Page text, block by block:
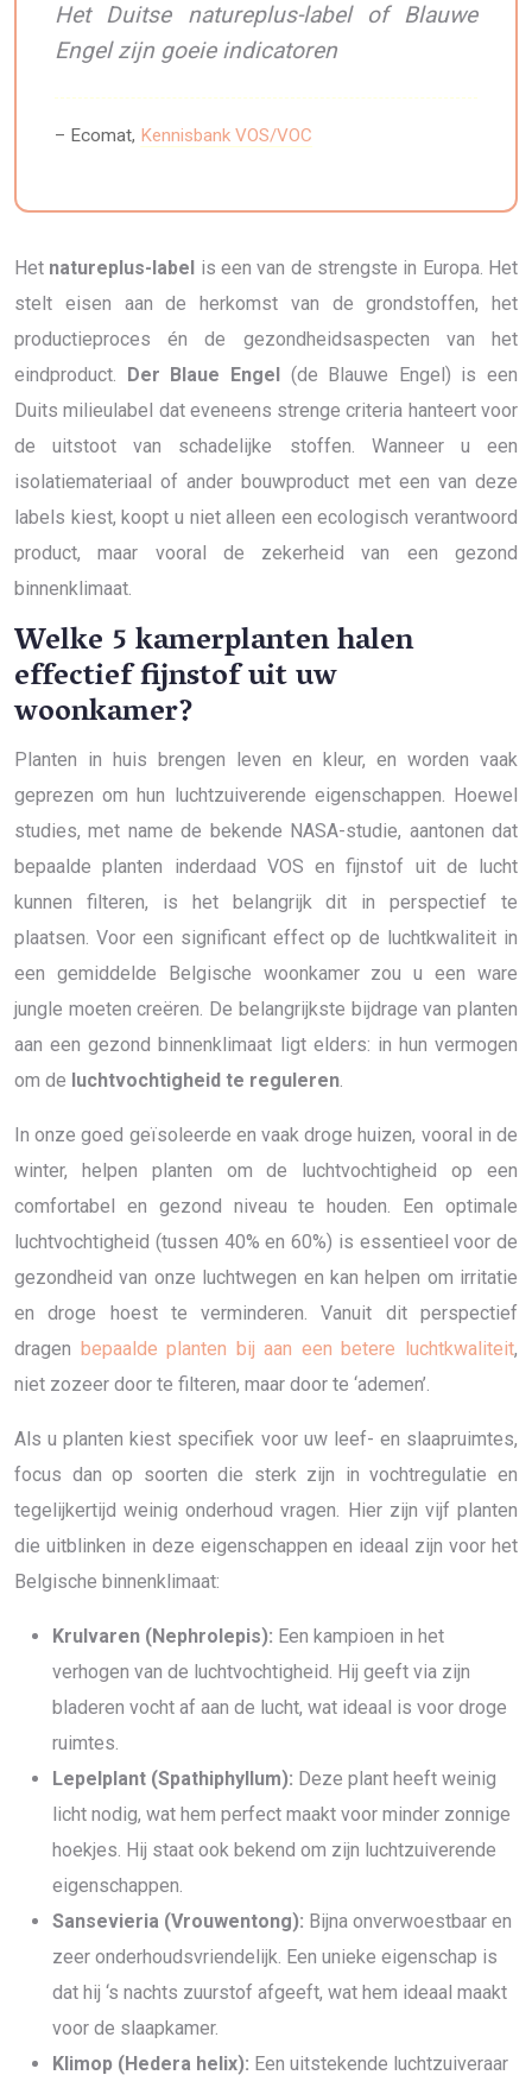
Het Duitse natureplus-label of Blauwe
Engel zijn goeie indicatoren
– Ecomat, Kennisbank VOS/VOC
Het natureplus-label is een van de strengste in Europa. Het
stelt eisen aan de herkomst van de grondstoffen, het
productieproces én de gezondheidsaspecten van het
eindproduct. Der Blaue Engel(de Blauwe Engel) is een
Duits milieulabel dat eveneens strenge criteria hanteert voor
de uitstoot van schadelijke stoffen. Wanneer u een
isolatiemateriaal of ander bouwproduct met een van deze
labels kiest, koopt u niet alleen een ecologisch verantwoord
product, maar vooral de zekerheid van een gezond
binnenklimaat.
Welke 5 kamerplanten halen
effectief fijnstof uit uw
woonkamer?
Planten in huis brengen leven en kleur, en worden vaak
geprezen om hun luchtzuiverende eigenschappen. Hoewel
studies, met name de bekende NASA-studie, aantonen dat
bepaalde planten inderdaad VOS en fijnstof uit de lucht
kunnen filteren, is het belangrijk dit in perspectief te
plaatsen. Voor een significant effect op de luchtkwaliteit in
een gemiddelde Belgische woonkamer zou u een ware
jungle moeten creëren. De belangrijkste bijdrage van planten
aan een gezond binnenklimaat ligt elders: in hun vermogen
om de luchtvochtigheid te reguleren.
In onze goed geïsoleerde en vaak droge huizen, vooral in de
winter, helpen planten om de luchtvochtigheid op een
comfortabel en gezond niveau te houden. Een optimale
luchtvochtigheid (tussen 40% en 60%) is essentieel voor de
gezondheid van onze luchtwegen en kan helpen om irritatie
en droge hoest te verminderen. Vanuit dit perspectief
dragen bepaalde planten bij aan een betere luchtkwaliteit,
niet zozeer door te filteren, maar door te ‘ademen’.
Als u planten kiest specifiek voor uw leef- en slaapruimtes,
focus dan op soorten die sterk zijn in vochtregulatie en
tegelijkertijd weinig onderhoud vragen. Hier zijn vijf planten
die uitblinken in deze eigenschappen en ideaal zijn voor het
Belgische binnenklimaat:
Krulvaren (Nephrolepis): Een kampioen in het
verhogen van de luchtvochtigheid. Hij geeft via zijn
bladeren vocht af aan de lucht, wat ideaal is voor droge
ruimtes.
Lepelplant (Spathiphyllum): Deze plant heeft weinig
licht nodig, wat hem perfect maakt voor minder zonnige
hoekjes. Hij staat ook bekend om zijn luchtzuiverende
eigenschappen.
Sansevieria (Vrouwentong): Bijna onverwoestbaar en
zeer onderhoudsvriendelijk. Een unieke eigenschap is
dat hij ‘s nachts zuurstof afgeeft, wat hem ideaal maakt
voor de slaapkamer.
Klimop (Hedera helix): Een uitstekende luchtzuiveraar